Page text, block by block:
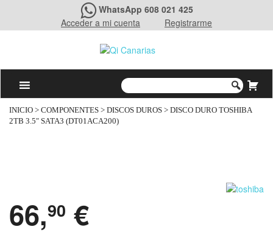
WhatsApp 608 021 425
Acceder a mi cuenta
Registrarme
INICIO > COMPONENTES > DISCOS DUROS > DISCO DURO TOSHIBA
2TB 3.5″ SATA3 (DT01ACA200)
66,90 €